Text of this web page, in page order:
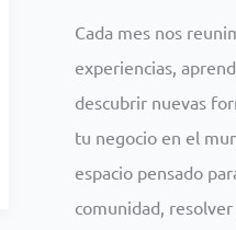
Cada mes nos
experiencias,
descubrir nuevas
tu negocio en el
espacio pensado
comunidad,